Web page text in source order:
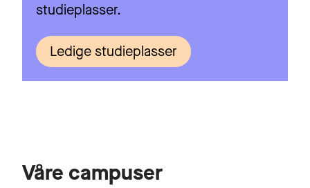
studieplasser.
Ledige studieplasser
Våre campuser